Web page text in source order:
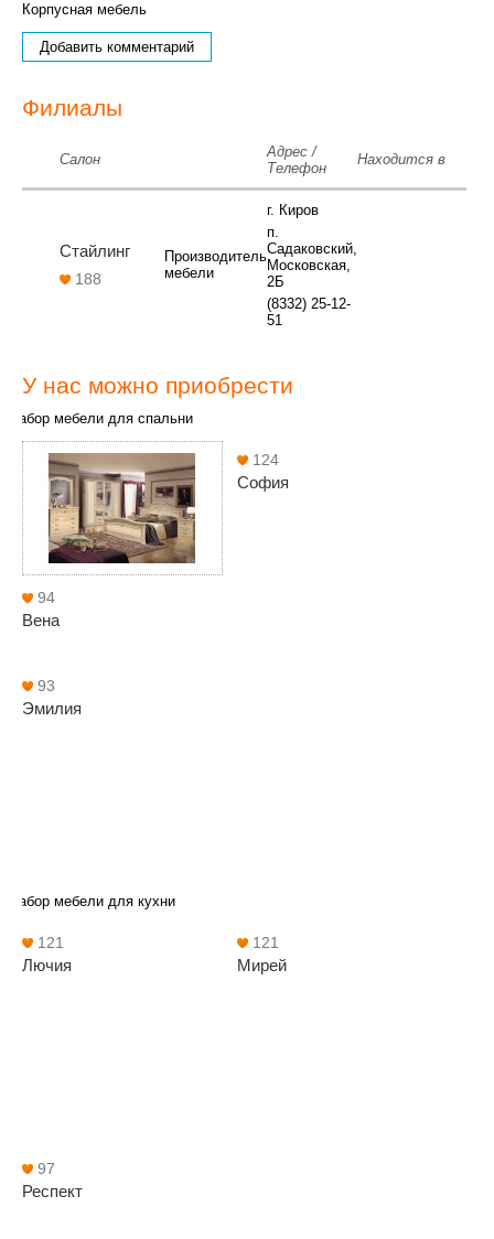
Корпусная мебель
Добавить комментарий
Филиалы
Салон
Адрес /
Телефон
Находится в
Стайлинг
188
Производитель
мебели
г. Киров
п.
Садаковский,
Московская,
2Б
(8332) 25-12-
51
У нас можно приобрести
Набор мебели для спальни
94
Вена
124
София
93
Эмилия
Набор мебели для кухни
121
Лючия
121
Мирей
97
Респект